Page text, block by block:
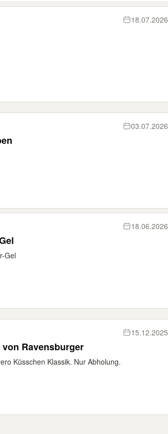
18.07.2026
03.07.2026
18.06.2026
Gel
15.12.2025
Ravensburger
Küsschen Klassik. Nur Abholung.